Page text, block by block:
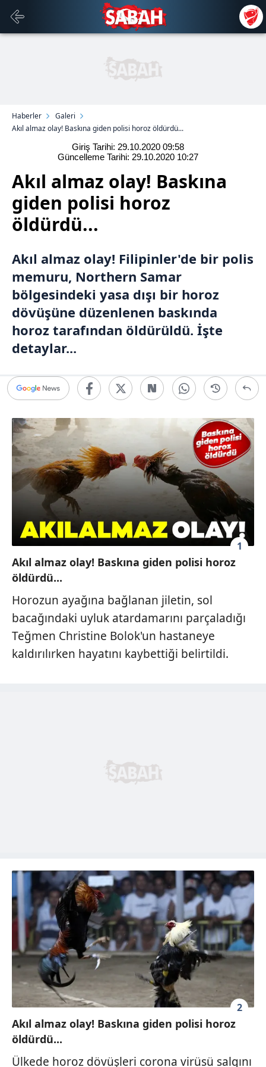
Haberler
Galeri
Akıl almaz olay! Baskına giden polisi horoz öldürdü...
Giriş Tarihi: 29.10.2020 09:58
Güncelleme Tarihi: 29.10.2020 10:27
Akıl almaz olay! Baskına
giden polisi horoz
öldürdü...
Akıl almaz olay! Filipinler'de bir polis
memuru, Northern Samar
bölgesindeki yasa dışı bir horoz
dövüşüne düzenlenen baskında
horoz tarafından öldürüldü. İşte
detaylar...
1
Akıl almaz olay! Baskına giden polisi horoz
öldürdü...
Horozun ayağına bağlanan jiletin, sol
bacağındaki uyluk atardamarını parçaladığı
Teğmen Christine Bolok'un hastaneye
kaldırılırken hayatını kaybettiği belirtildi.
2
Akıl almaz olay! Baskına giden polisi horoz
öldürdü...
Ülkede horoz dövüşleri corona virüsü salgını